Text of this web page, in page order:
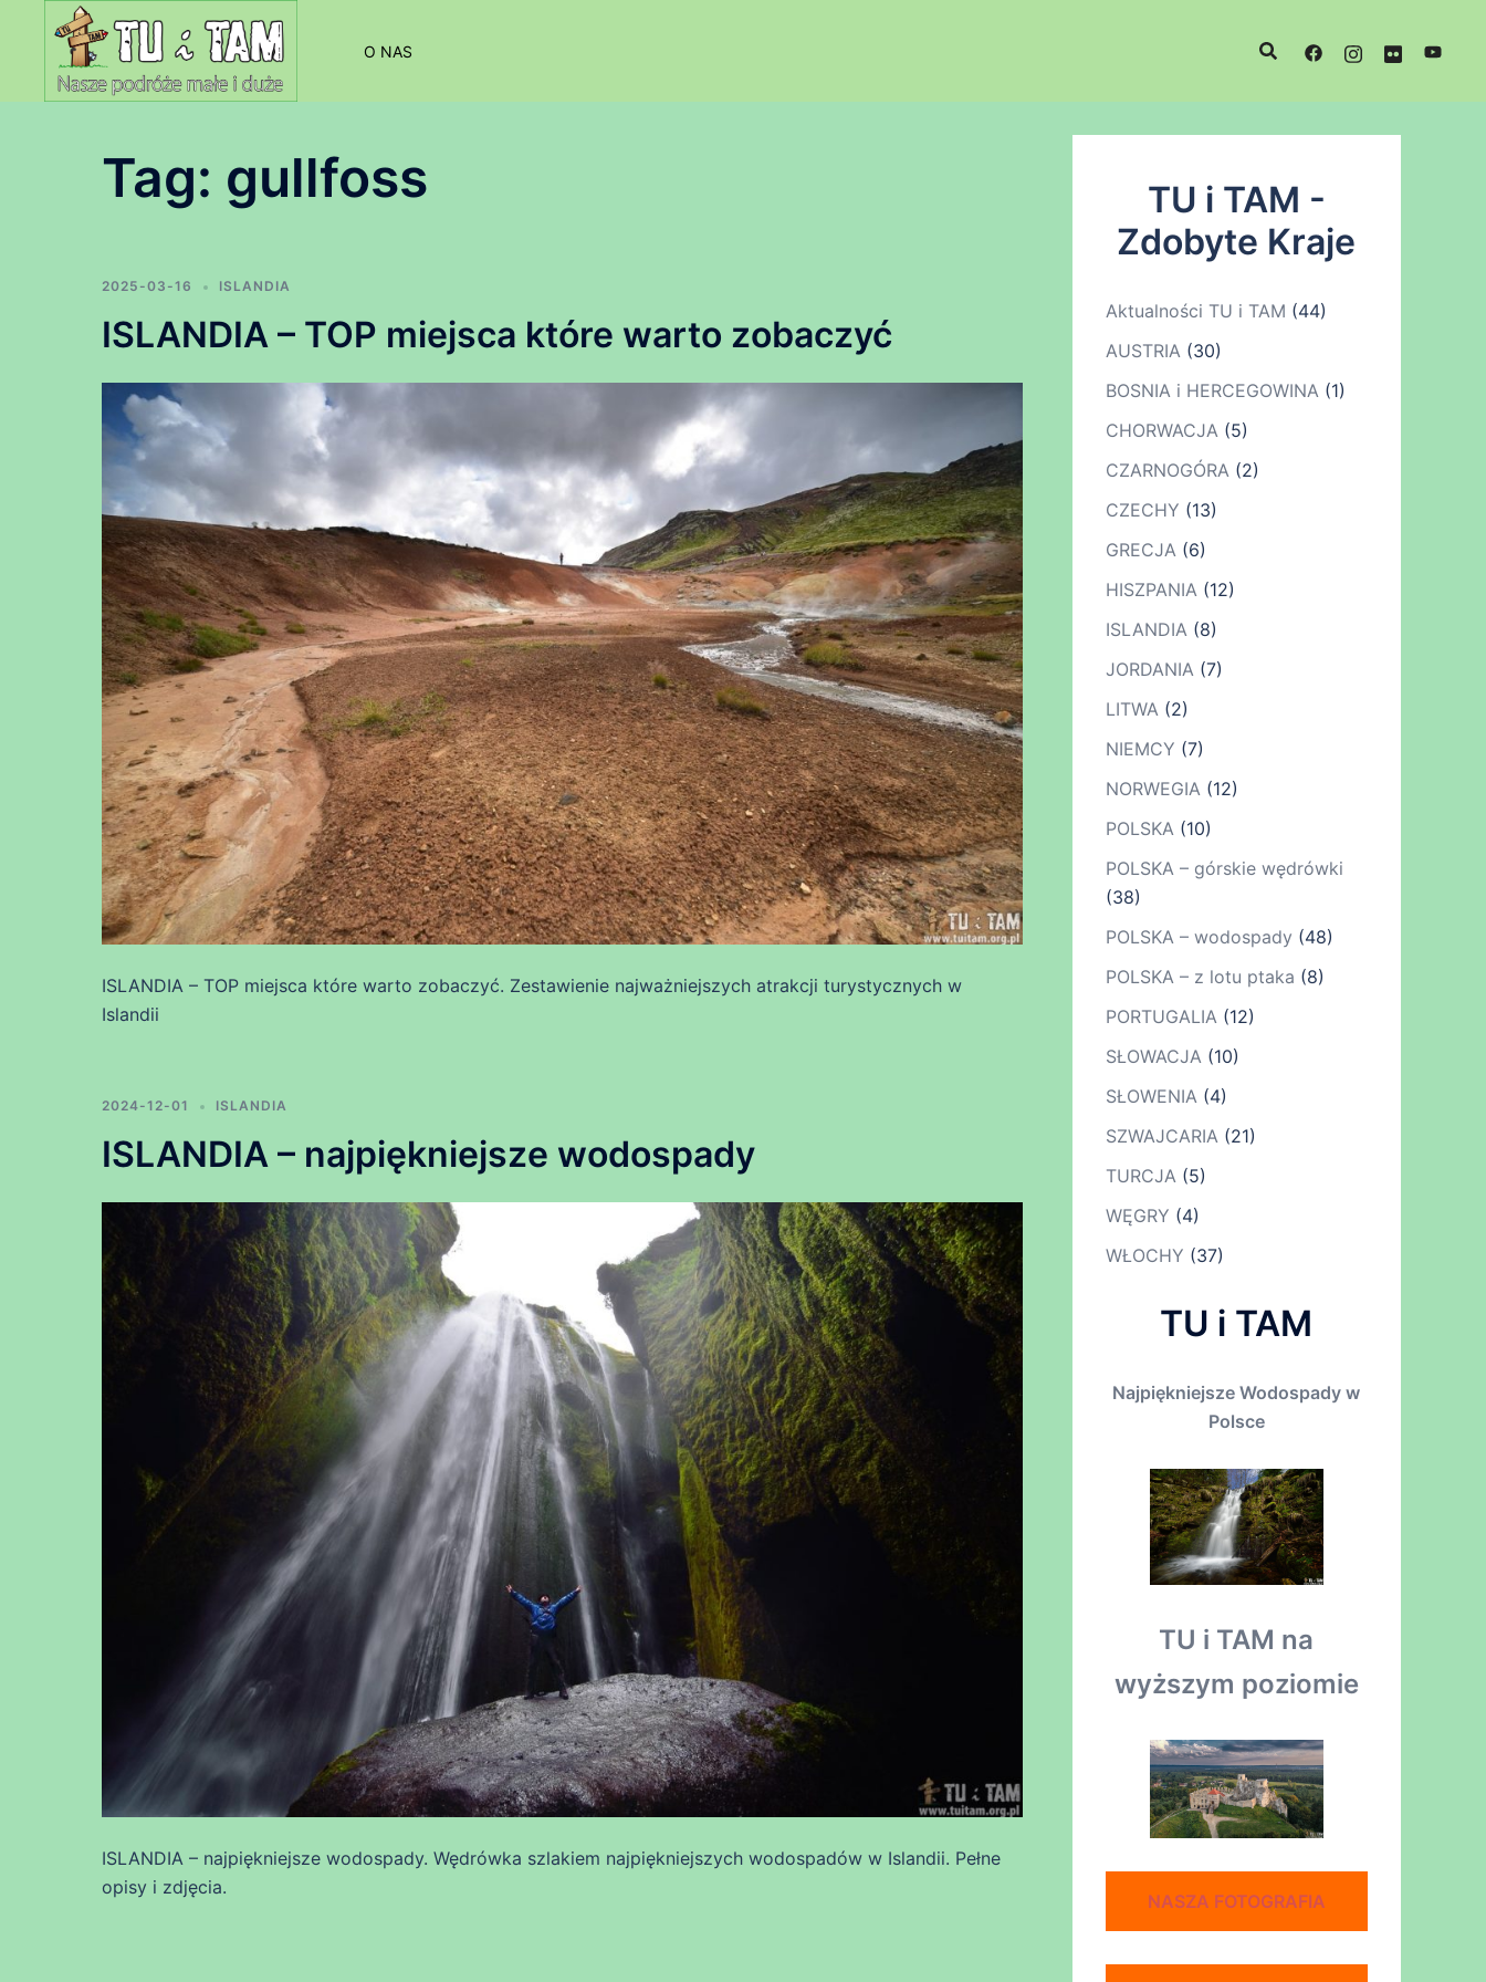
O NAS
Tag: gullfoss
2025-03-16 ISLANDIA
ISLANDIA – TOP miejsca które warto zobaczyć
ISLANDIA – TOP miejsca które warto zobaczyć. Zestawienie najważniejszych atrakcji turystycznych w
Islandii
2024-12-01 ISLANDIA
ISLANDIA – najpiękniejsze wodospady
ISLANDIA – najpiękniejsze wodospady. Wędrówka szlakiem najpiękniejszych wodospadów w Islandii. Pełne
opisy i zdjęcia.
TU i TAM -
Zdobyte Kraje
Aktualności TU i TAM (44)
AUSTRIA(30)
BOSNIA i HERCEGOWINA(1)
CHORWACJA(5)
CZARNOGÓRA(2)
CZECHY (13)
GRECJA(6)
HISZPANIA(12)
ISLANDIA(8)
JORDANIA(7)
LITWA(2)
NIEMCY (7)
NORWEGIA(12)
POLSKA(10)
POLSKA – górskie wędrówki
(38)
POLSKA – wodospady (48)
POLSKA – z lotu ptaka (8)
PORTUGALIA(12)
SŁOWACJA(10)
SŁOWENIA(4)
SZWAJCARIA(21)
TURCJA(5)
WĘGRY (4)
WŁOCHY (37)
TU i TAM
Najpiękniejsze Wodospady w
Polsce
TU i TAM na
wyższym poziomie
NASZA FOTOGRAFIA